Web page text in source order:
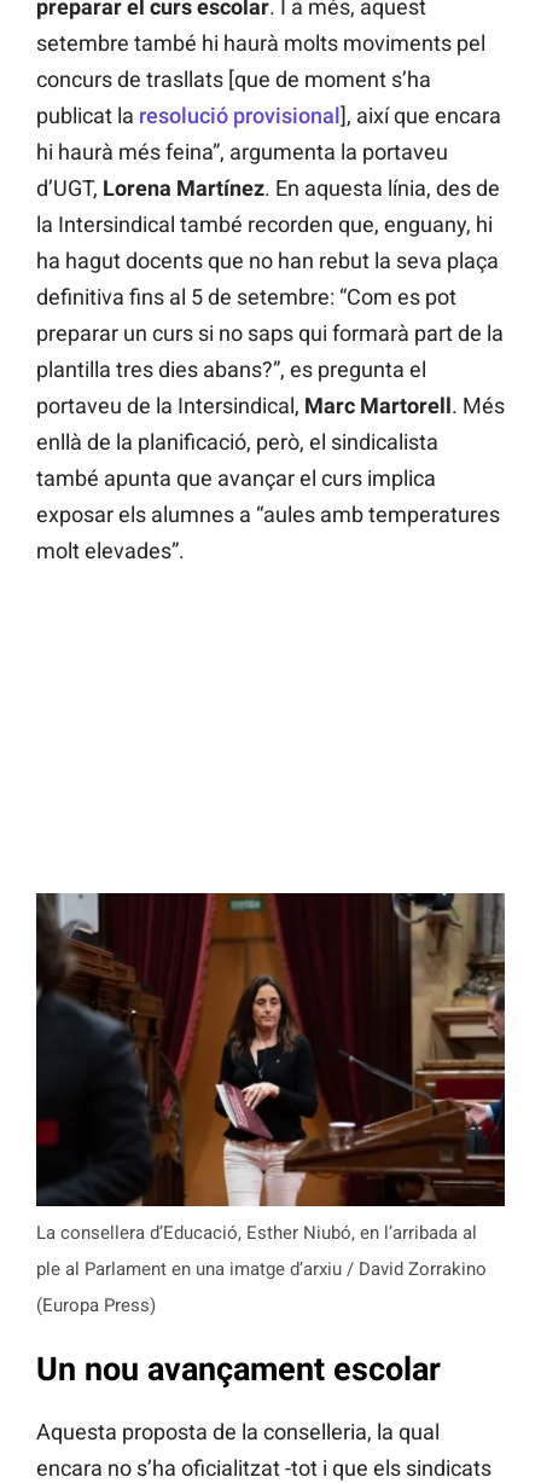
preparar el curs escolar. I a més, aquest
setembre també hi haurà molts moviments pel
concurs de trasllats [que de moment s’ha
publicat la resolució provisional], així que encara
hi haurà més feina”, argumenta la portaveu
d’UGT, Lorena Martínez. En aquesta línia, des de
la Intersindical també recorden que, enguany, hi
ha hagut docents que no han rebut la seva plaça
definitiva fins al 5 de setembre: “Com es pot
preparar un curs si no saps qui formarà part de la
plantilla tres dies abans?”, es pregunta el
portaveu de la Intersindical, Marc Martorell. Més
enllà de la planificació, però, el sindicalista
també apunta que avançar el curs implica
exposar els alumnes a “aules amb temperatures
molt elevades”.
La consellera d’Educació, Esther Niubó, en l’arribada al
ple al Parlament en una imatge d’arxiu / David Zorrakino
(Europa Press)
Un nou avançament escolar
Aquesta proposta de la conselleria, la qual
encara no s’ha oficialitzat -tot i que els sindicats